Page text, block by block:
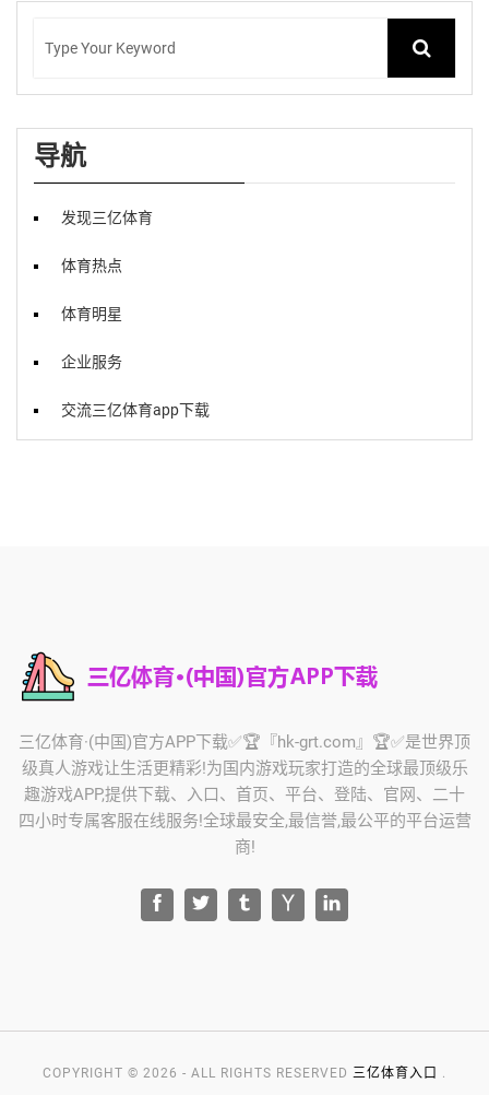
导航
发现三亿体育
体育热点
体育明星
企业服务
交流三亿体育app下载
三亿体育·(中国)官方APP下载✅🏆『hk-grt.com』🏆✅是世界顶
级真人游戏让生活更精彩!为国内游戏玩家打造的全球最顶级乐
趣游戏APP,提供下载、入口、首页、平台、登陆、官网、二十
四小时专属客服在线服务!全球最安全,最信誉,最公平的平台运营
商!
COPYRIGHT © 2026 - ALL RIGHTS RESERVED 三亿体育入口 .